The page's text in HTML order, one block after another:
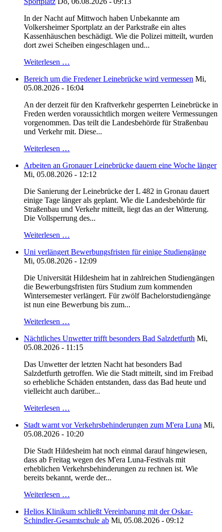
In der Nacht auf Mittwoch haben Unbekannte am
Volkersheimer Sportplatz an der Parkstraße ein altes
Kassenhäuschen beschädigt. Wie die Polizei mitteilt, wurden
dort zwei Scheiben eingeschlagen und...
Weiterlesen …
Bereich um die Fredener Leinebrücke wird vermessen Mi,
05.08.2026 - 16:04
An der derzeit für den Kraftverkehr gesperrten Leinebrücke in
Freden werden voraussichtlich morgen weitere Vermessungen
vorgenommen. Das teilt die Landesbehörde für Straßenbau
und Verkehr mit. Diese...
Weiterlesen …
Arbeiten an Gronauer Leinebrücke dauern eine Woche länger
Mi, 05.08.2026 - 12:12
Die Sanierung der Leinebrücke der L 482 in Gronau dauert
einige Tage länger als geplant. Wie die Landesbehörde für
Straßenbau und Verkehr mitteilt, liegt das an der Witterung.
Die Vollsperrung des...
Weiterlesen …
Uni verlängert Bewerbungsfristen für einige Studiengänge
Mi, 05.08.2026 - 12:09
Die Universität Hildesheim hat in zahlreichen Studiengängen
die Bewerbungsfristen fürs Studium zum kommenden
Wintersemester verlängert. Für zwölf Bachelorstudiengänge
ist nun eine Bewerbung bis zum...
Weiterlesen …
Nächtliches Unwetter trifft besonders Bad Salzdetfurth Mi,
05.08.2026 - 11:15
Das Unwetter der letzten Nacht hat besonders Bad
Salzdetfurth getroffen. Wie die Stadt mitteilt, sind im Freibad
so erhebliche Schäden entstanden, dass das Bad heute und
vielleicht auch darüber...
Weiterlesen …
Stadt warnt vor Verkehrsbehinderungen zum M'era Luna Mi,
05.08.2026 - 10:20
Die Stadt Hildesheim hat noch einmal darauf hingewiesen,
dass ab Freitag wegen des M'era Luna-Festivals mit
erheblichen Verkehrsbehinderungen zu rechnen ist. Wie
bereits bekannt, werde der...
Weiterlesen …
Helios Klinikum schließt Vereinbarung mit der Oskar-
Schindler-Gesamtschule ab Mi, 05.08.2026 - 09:12